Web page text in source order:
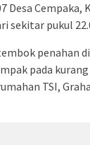
Cempaka,
sekitar pukul
penahan
pada
TSI,